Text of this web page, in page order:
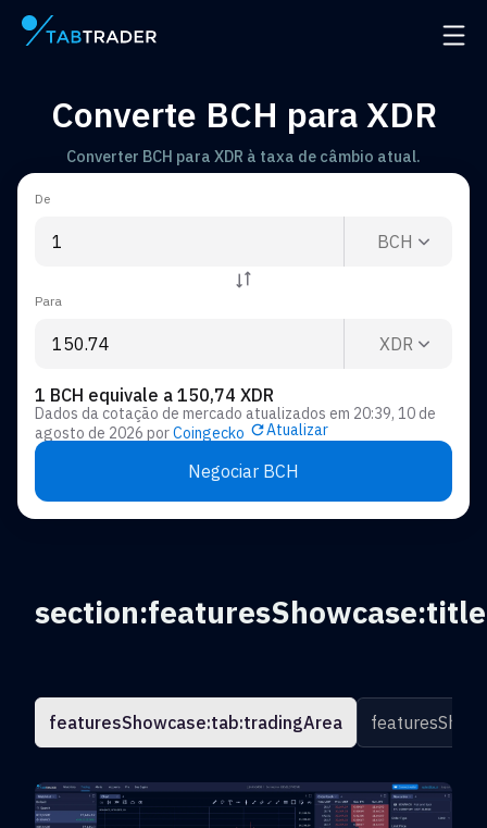
Página principal Abrir
Converte BCH para XDR
Converter BCH para XDR à taxa de câmbio atual.
De
BCH
Para
XDR
1 BCH equivale a 150,74 XDR
Dados da cotação de mercado atualizados em 20:39, 10 de
agosto de 2026 porCoingecko Atualizar
Negociar BCH
section:featuresShowcase:title
featuresShowcase:tab:tradingArea